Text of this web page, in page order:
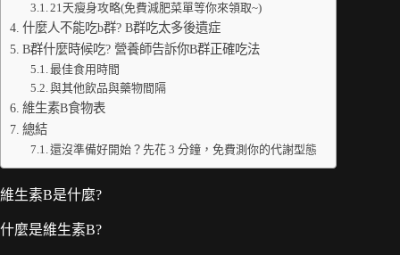
21天瘦身攻略(免費減肥菜單等你來領取~)
什麼人不能吃b群? B群吃太多後遺症
B群什麼時候吃? 營養師告訴你B群正確吃法
最佳食用時間
與其他飲品與藥物間隔
維生素B食物表
總結
還沒準備好開始？先花 3 分鐘，免費測你的代謝型態
維生素B是什麼?
什麼是維生素B?